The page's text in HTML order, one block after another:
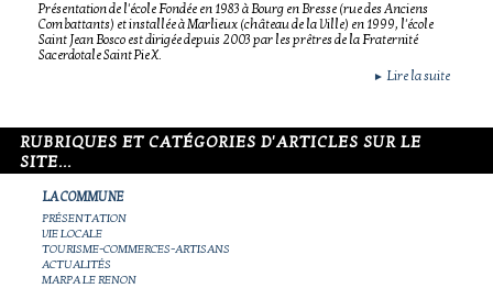
Présentation de l'école Fondée en 1983 à Bourg en Bresse (rue des Anciens
Combattants) et installée à Marlieux (château de la Ville) en 1999, l'école
Saint Jean Bosco est dirigée depuis 2003 par les prêtres de la Fraternité
Sacerdotale Saint Pie X.
► Lire la suite
RUBRIQUES ET CATÉGORIES D'ARTICLES SUR LE
SITE...
LA COMMUNE
PRÉSENTATION
VIE LOCALE
TOURISME-COMMERCES-ARTISANS
ACTUALITÉS
MARPA LE RENON